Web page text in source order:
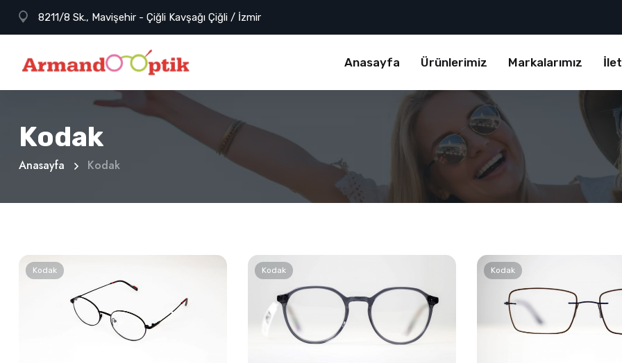
8211/8 Sk., Mavişehir - Çiğli Kavşağı Çiğli / İzmir
Anasayfa Ürünlerimiz Markalarımız
Kodak
Anasayfa Kodak
Kodak Kodak Kodak